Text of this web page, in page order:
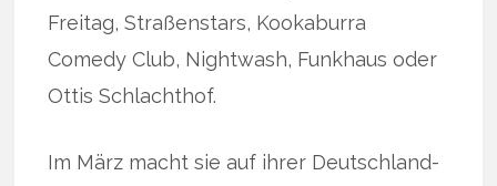
Freitag, Straßenstars, Kookaburra
Comedy Club, Nightwash, Funkhaus oder
Ottis Schlachthof.
Im März macht sie auf ihrer Deutschland-